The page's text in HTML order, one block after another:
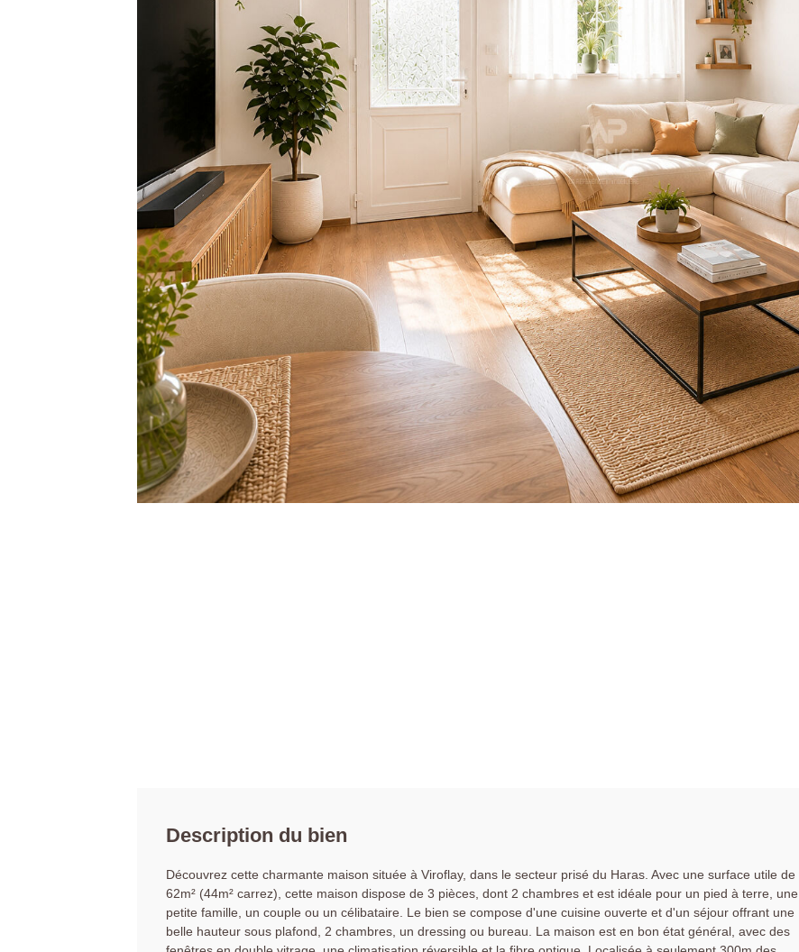
Description du bien
Découvrez cette charmante maison située à Viroflay, dans le secteur prisé du Haras. Avec une surface utile de
62m² (44m² carrez), cette maison dispose de 3 pièces, dont 2 chambres et est idéale pour un pied à terre, une
petite famille, un couple ou un célibataire. Le bien se compose d'une cuisine ouverte et d'un séjour offrant une
belle hauteur sous plafond, 2 chambres, un dressing ou bureau. La maison est en bon état général, avec des